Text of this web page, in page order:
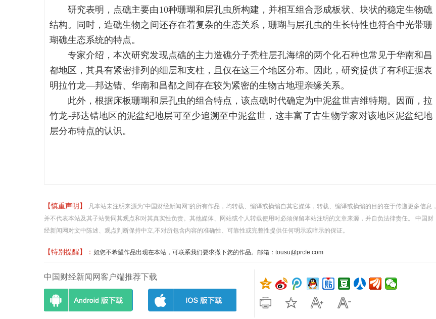
研究表明，点礁主要由10种珊瑚和层孔虫所构建，并相互组合形成板状、块状的稳定生物礁
结构。同时，造礁生物之间还存在着复杂的生态关系，珊瑚与层孔虫的生长特性也符合中光带珊
瑚礁生态系统的特点。
专家介绍，本次研究发现点礁的主力造礁分子秃柱层孔海绵的两个化石种也常见于华南和昌
都地区，其具有紧密排列的细层和支柱，且仅在这三个地区分布。因此，研究提供了有利证据表
明拉竹龙—邦达错、华南和昌都之间存在较为紧密的生物古地理亲缘关系。
此外，根据床板珊瑚和层孔虫的组合特点，该点礁时代确定为中泥盆世吉维特期。因而，拉
竹龙-邦达错地区的泥盆纪地层可至少追溯至中泥盆世，这丰富了古生物学家对该地区泥盆纪地
层分布特点的认识。
【慎重声明】
凡本站未注明来源为"中国财经新闻网"的所有作品，均转载、编译或摘编自其它媒体，转载、编译或摘编的目的在于传递更多信息，
并不代表本站及其子站赞同其观点和对其真实性负责。其他媒体、网站或个人转载使用时必须保留本站注明的文章来源，并自负法律责任。 中国财
经新闻网对文中陈述、观点判断保持中立,不对所包含内容的准确性、可靠性或完整性提供任何明示或暗示的保证。
【特别提醒】： 如您不希望作品出现在本站，可联系我们要求撤下您的作品。邮箱：tousu@prcfe.com
中国财经新闻网客户端推荐下载